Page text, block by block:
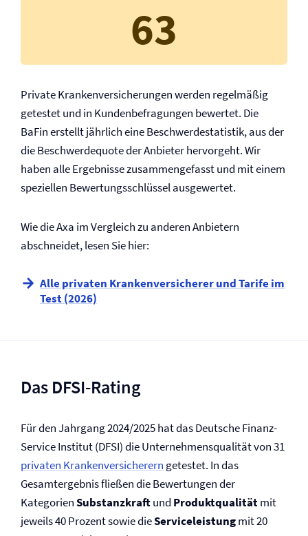
63
Private Kranken­versicherungen werden regelmäßig
getestet und in Kundenbefragungen bewertet. Die
BaFin erstellt jährlich eine Beschwerdestatistik, aus der
die Beschwerdequote der Anbieter hervorgeht. Wir
haben alle Ergebnisse zusammengefasst und mit einem
speziellen Bewertungsschlüssel ausgewertet.
Wie die Axa im Vergleich zu anderen Anbietern
abschneidet, lesen Sie hier:
Alle privaten Kranken­versicherer und Tarife im
Test (2026)
Das DFSI-Rating
Für den Jahrgang 2024/2025 hat das Deutsche Finanz-
Service Institut (DFSI) die Unternehmensqualität von 31
privaten Kranken­versicherern getestet. In das
Gesamtergebnis fließen die Bewertungen der
KategorienSubstanzkraftund Produktqualitätmit
jeweils 40 Prozent sowie dieServiceleistungmit 20